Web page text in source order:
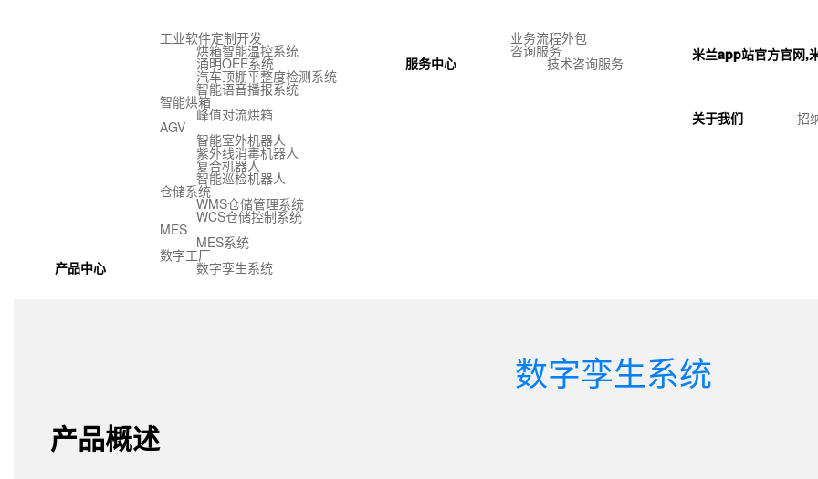
产品中心
工业软件定制开发
烘箱智能温控系统
涌明OEE系统
汽车顶棚平整度检测系统
智能语音播报系统
智能烘箱
峰值对流烘箱
AGV
智能室外机器人
紫外线消毒机器人
复合机器人
智能巡检机器人
仓储系统
WMS仓储管理系统
WCS仓储控制系统
MES
MES系统
数字工厂
数字孪生系统
服务中心
业务流程外包
咨询服务
技术咨询服务 米兰app站官方官网,
关于我们 招
数字孪生系统
产品概述